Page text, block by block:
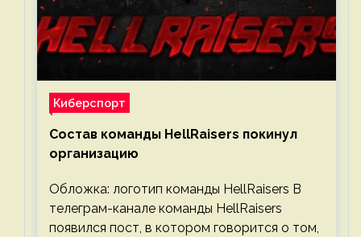
Киберспорт
Состав команды HellRaisers покинул
организацию
Обложка: логотип команды HellRaisers В
телеграм-канале команды HellRaisers
появился пост, в котором говорится о том,